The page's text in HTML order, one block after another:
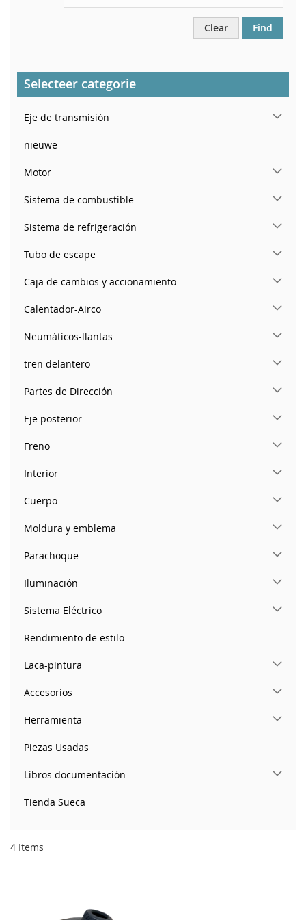
4 Items
Clear Find
Selecteer categorie
Eje de transmisión
nieuwe
Motor
Sistema de combustible
Sistema de refrigeración
Tubo de escape
Caja de cambios y accionamiento
Calentador-Airco
Neumáticos-llantas
tren delantero
Partes de Dirección
Eje posterior
Freno
Interior
Cuerpo
Moldura y emblema
Parachoque
Iluminación
Sistema Eléctrico
Rendimiento de estilo
Laca-pintura
Accesorios
Herramienta
Piezas Usadas
Libros documentación
Tienda Sueca